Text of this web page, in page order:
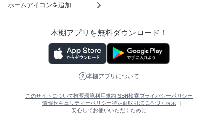
ホームアイコンを追加
本棚アプリを無料ダウンロード！
本棚アプリについて
このサイトについて推奨環境利用規約 ISBN検索プライバシーポリシー
情報セキュリティーポリシー特定商取引法に基づく表示
安心してお使いいただくために